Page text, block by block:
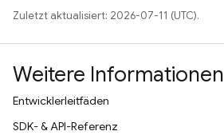
Zuletzt aktualisiert: 2026-07-11 (UTC).
Weitere Informationen
Entwicklerleitfäden
SDK- & API-Referenz